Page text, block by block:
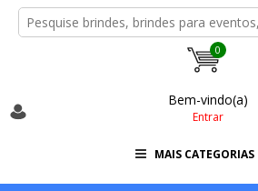
0
Bem-vindo(a)
Entrar
MAIS CATEGORIAS